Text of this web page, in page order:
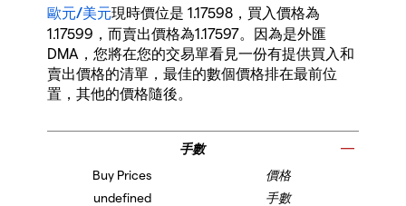
歐元/美元現時價位是 1.17598，買入價格為
1.17599，而賣出價格為1.17597。因為是外匯
DMA，您將在您的交易單看見一份有提供買入和
賣出價格的清單，最佳的數個價格排在最前位
置，其他的價格隨後。
手數
價格
手數